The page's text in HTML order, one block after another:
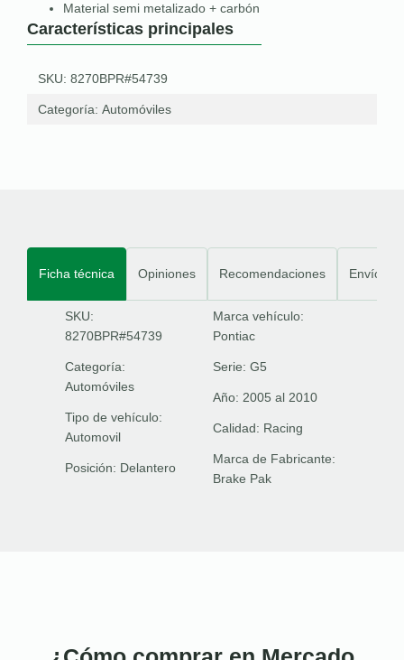
Material semi metalizado + carbón
Características principales
SKU: 8270BPR#54739
Categoría: Automóviles
Ficha técnica Opiniones Recomendaciones Envíos
SKU:
8270BPR#54739
Categoría:
Automóviles
Tipo de vehículo:
Automovil
Posición: Delantero
Marca vehículo:
Pontiac
Serie: G5
Año: 2005 al 2010
Calidad: Racing
Marca de Fabricante:
Brake Pak